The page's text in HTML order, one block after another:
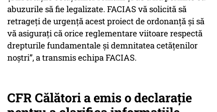
abuzurile să fie legalizate. FACIAS vă solicită să
retrageți de urgență acest proiect de ordonanță și să
vă asigurați că orice reglementare viitoare respectă
drepturile fundamentale și demnitatea cetățenilor
noștri”, a transmis echipa FACIAS.
CFR Călători a emis o declarație